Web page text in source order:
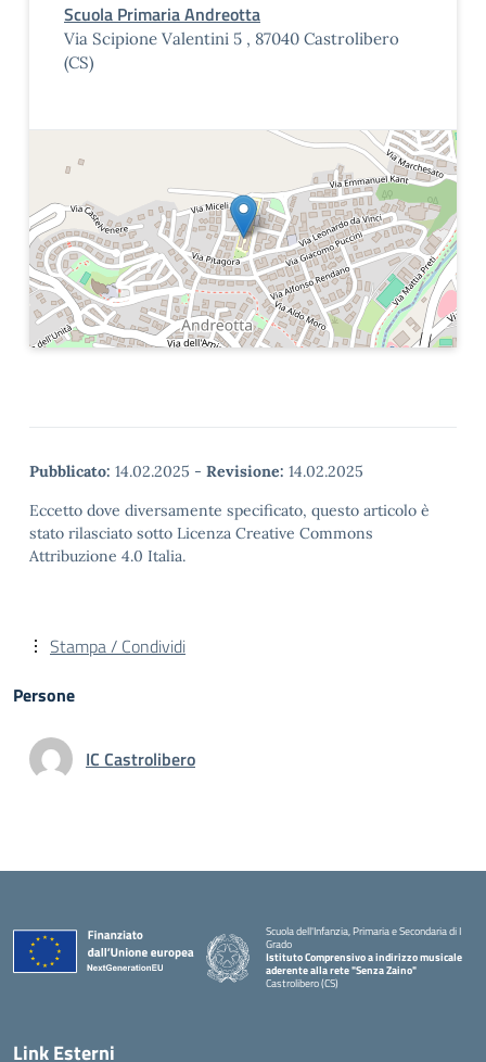
Scuola Primaria Andreotta
Via Scipione Valentini 5 , 87040 Castrolibero
(CS)
Pubblicato: 14.02.2025 - Revisione: 14.02.2025
Eccetto dove diversamente specificato, questo articolo è
stato rilasciato sotto Licenza Creative Commons
Attribuzione 4.0 Italia.
Stampa / Condividi
Persone
IC Castrolibero
Scuola dell'Infanzia, Primaria e Secondaria di I
Grado
Istituto Comprensivo a indirizzo musicale
aderente alla rete "Senza Zaino"
Castrolibero (CS)
Link Esterni